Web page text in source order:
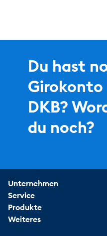
Du hast
Girokonto
DKB?
du noch?
Unternehmen
Service
Produkte
Weiteres